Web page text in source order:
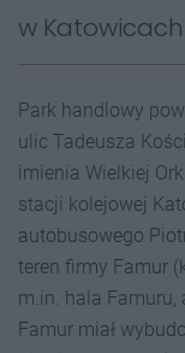
w
Park handlowy
ulic Tadeusza
imienia Wielkiej
stacji kolejowej
autobusowego
teren firmy Famur
m.in. hala Famuru,
Famur miał